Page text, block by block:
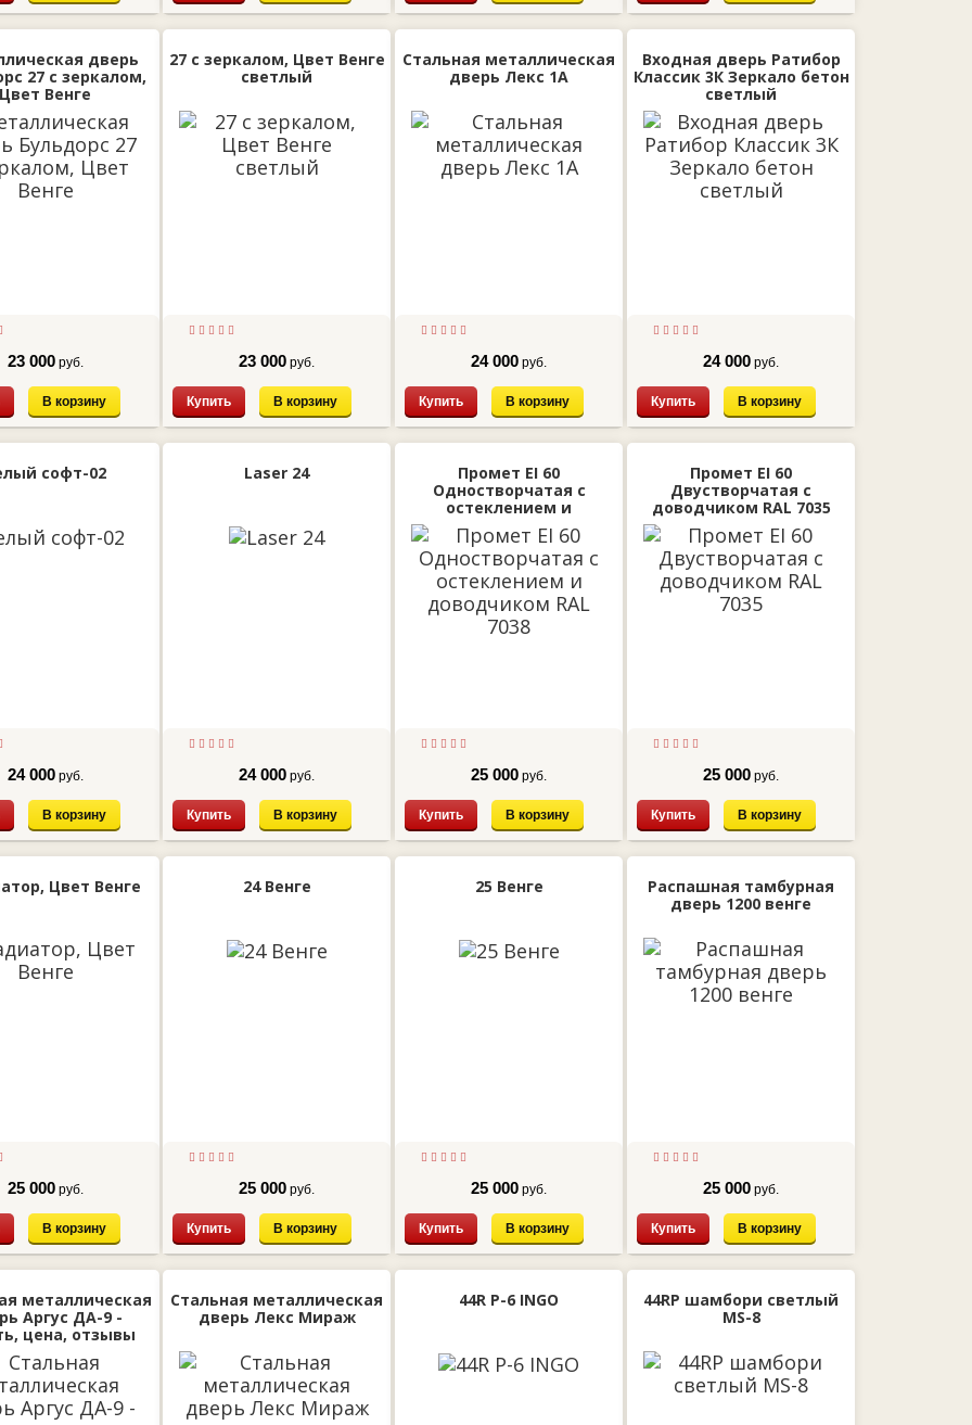
дверь
27 с зеркалом,
Цвет Венге
23 000руб.
В корзину
27 с зеркалом, Цвет Венге
светлый
23 000 руб.
Купить В корзину
Стальная металлическая
дверь Лекс 1А
24 000 руб.
Купить В корзину
Входная дверь Ратибор
Классик 3К Зеркало бетон
светлый
24 000 руб.
Купить В корзину
софт-02
24 000руб.
В корзину
Laser 24
24 000 руб.
Купить В корзину
Промет EI 60
Одностворчатая с
остеклением и
доводчиком RAL 7038
25 000 руб.
Купить В корзину
Промет EI 60
Двустворчатая с
доводчиком RAL 7035
25 000 руб.
Купить В корзину
Цвет Венге
25 000руб.
В корзину
24 Венге
25 000 руб.
Купить В корзину
25 Венге
25 000 руб.
Купить В корзину
Распашная тамбурная
дверь 1200 венге
25 000 руб.
Купить В корзину
металлическая
Аргус ДА-9 -
цена, отзывы
Стальная металлическая
дверь Лекс Мираж
44R P-6 INGO
44RP шамбори светлый
MS-8